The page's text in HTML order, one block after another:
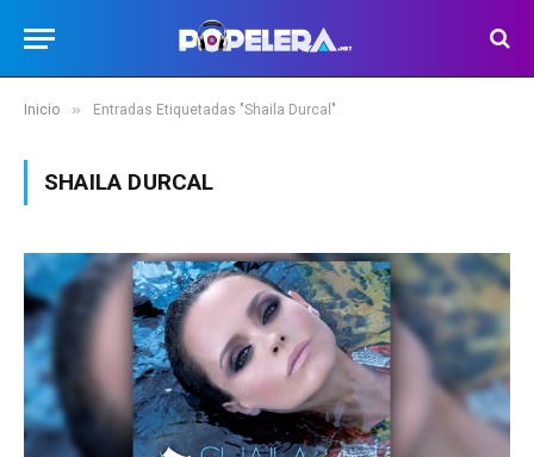
Inicio » Entradas Etiquetadas "Shaila Durcal"
SHAILA DURCAL